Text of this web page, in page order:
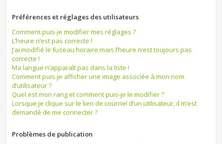
Préférences et réglages des utilisateurs
Comment puis-je modifier mes réglages ?
L’heure n’est pas correcte !
J’ai modifié le fuseau horaire mais l’heure n’est toujours pas
correcte !
Ma langue n’apparaît pas dans la liste !
Comment puis-je afficher une image associée à mon nom
d’utilisateur ?
Quel est mon rang et comment puis-je le modifier ?
Lorsque je clique sur le lien de courriel d’un utilisateur, il m’est
demandé de me connecter ?
Problèmes de publication